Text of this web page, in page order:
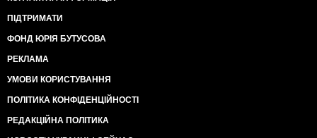
ПІДТРИМАТИ
ФОНД ЮРІЯ БУТУСОВА
РЕКЛАМА
УМОВИ КОРИСТУВАННЯ
ПОЛІТИКА КОНФІДЕНЦІЙНОСТІ
РЕДАКЦІЙНА ПОЛІТИКА